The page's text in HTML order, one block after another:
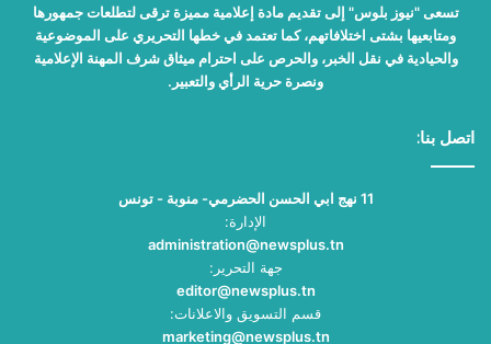
تسعى "نيوز بلوس" إلى تقديم مادة إعلامية مميزة ترقى لتطلعات جمهورها
ومتابعيها بشتى اختلافاتهم، كما تعتمد في خطها التحريري على الموضوعية
والحيادية في نقل الخبر، والحرص على احترام ميثاق شرف المهنة الإعلامية
ونصرة حرية الرأي والتعبير.
اتصل بنا:
11 نهج ابي الحسن الحضرمي- منوبة - تونس
الإدارة:
administration@newsplus.tn
جهة التحرير:
editor@newsplus.tn
قسم التسويق والاعلانات:
marketing@newsplus.tn